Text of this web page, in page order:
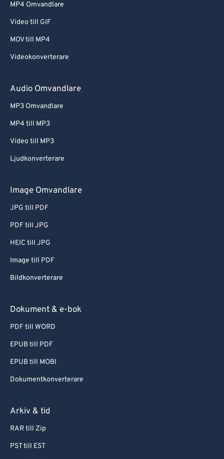
MP4 Omvandlare
Video till GIF
MOV till MP4
Videokonverterare
Audio Omvandlare
MP3 Omvandlare
MP4 till MP3
Video till MP3
Ljudkonverterare
Image Omvandlare
JPG till PDF
PDF till JPG
HEIC till JPG
Image till PDF
Bildkonverterare
Dokument & e-bok
PDF till WORD
EPUB till PDF
EPUB till MOBI
Dokumentkonverterare
Arkiv & tid
RAR till Zip
PST till EST